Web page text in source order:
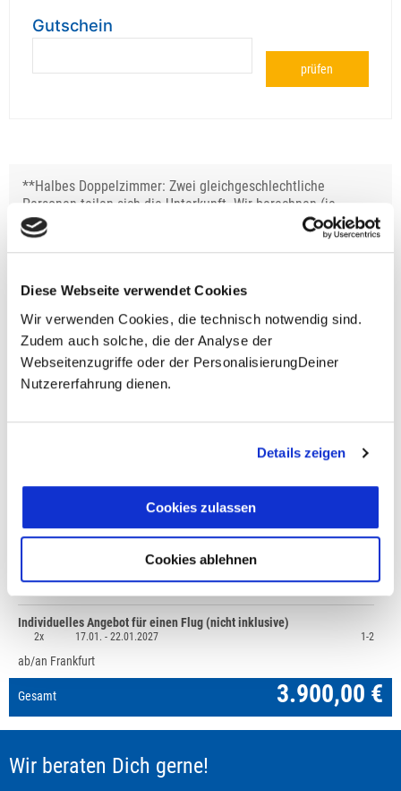
Diese Webseite verwendet Cookies
Wir verwenden Cookies, die technisch notwendig sind.
Zudem auch solche, die der Analyse der
Webseitenzugriffe oder der PersonalisierungDeiner
Nutzererfahrung dienen.
Details zeigen
Cookies zulassen
Cookies ablehnen
Gutschein
prüfen
**Halbes Doppelzimmer: Zwei gleichgeschlechtliche
Personen teilen sich die Unterkunft. Wir berechnen (je
nach Reise) bei Buchung entweder den halben, einen
reduzierten oder den gesamten Einzelzimmerzuschlag.
Finden wir eine/n Partner/in, dann erhältst Du den
Unsere Reisen und Seminare sind nicht barrierefrei.
Fragen zur Buchung?
3.900,00 €
Finnland: Husky-Schlittentour durch die Weite Lapplands,
22.01.2027
Mehrbettzimmer
Individuelles Angebot für einen Flug (nicht inklusive)
2x 17.01. -22.01.2027 1-2
ab/an Frankfurt
Gesamt 3.900,00 €
Wir beraten Dich gerne!